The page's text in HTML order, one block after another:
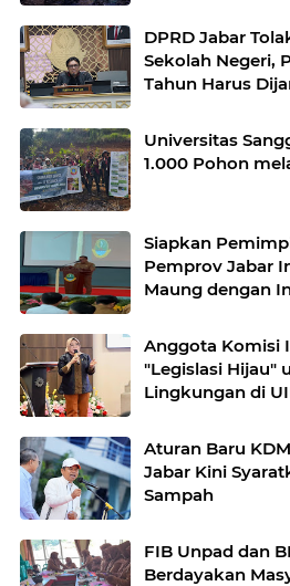
DPRD Jabar
Sekolah Negeri,
Tahun Harus
Universitas
1.000 Pohon
Siapkan
Pemprov Jabar
Maung dengan
Anggota Komisi
"Legislasi Hijau"
Lingkungan di
Aturan Baru
Jabar Kini
Sampah
FIB Unpad dan
Berdayakan